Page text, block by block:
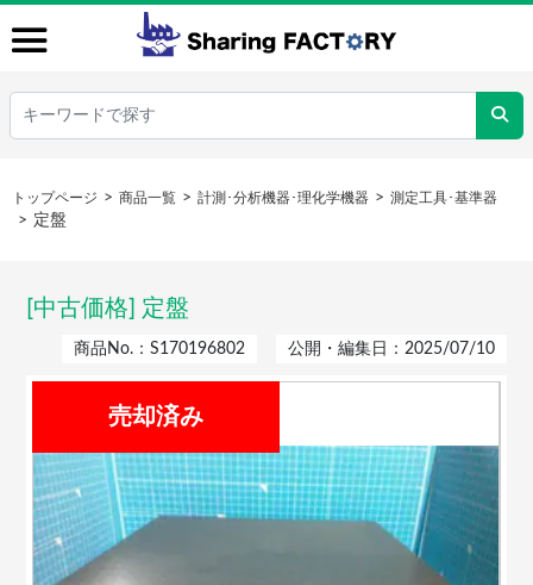
トップページ 商品一覧 計測･分析機器･理化学機器 測定工具･基準器
定盤
[中古価格] 定盤
商品No.：S170196802 公開・編集日：2025/07/10
売却済み